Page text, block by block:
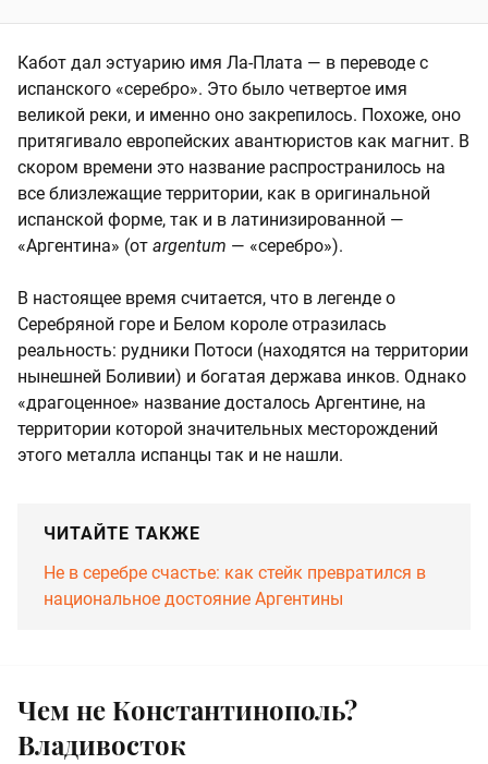
Кабот дал эстуарию имя Ла-Плата — в переводе с
испанского «серебро». Это было четвертое имя
великой реки, и именно оно закрепилось. Похоже, оно
притягивало европейских авантюристов как магнит. В
скором времени это название распространилось на
все близлежащие территории, как в оригинальной
испанской форме, так и в латинизированной —
«Аргентина» (от argentum — «серебро»).
В настоящее время считается, что в легенде о
Серебряной горе и Белом короле отразилась
реальность: рудники Потоси (находятся на территории
нынешней Боливии) и богатая держава инков. Однако
«драгоценное» название досталось Аргентине, на
территории которой значительных месторождений
этого металла испанцы так и не нашли.
ЧИТАЙТЕ ТАКЖЕ
Не в серебре счастье: как стейк превратился в
национальное достояние Аргентины
Чем не Константинополь?
Владивосток